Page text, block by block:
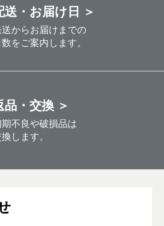
送・お届け日 ＞
からお届けまでの
数をご案内します。
品・交換 ＞
不良や破損品は
します。